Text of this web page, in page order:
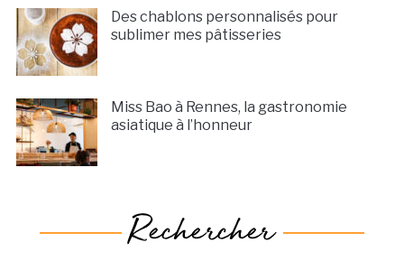
Des chablons personnalisés pour
sublimer mes pâtisseries
Miss Bao à Rennes, la gastronomie
asiatique à l’honneur